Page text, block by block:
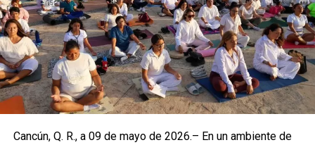
Cancún, Q. R., a 09 de mayo de 2026.– En un ambiente de